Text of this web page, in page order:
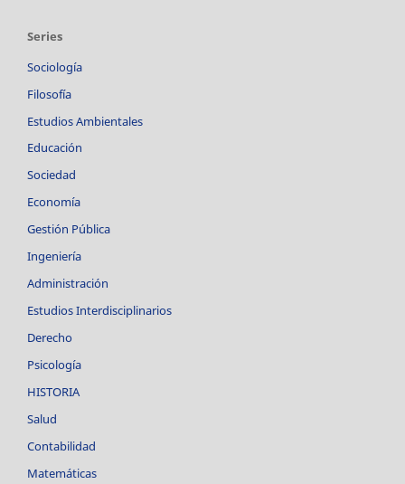
Series
Sociología
Filosofía
Estudios Ambientales
Educación
Sociedad
Economía
Gestión Pública
Ingeniería
Administración
Estudios Interdisciplinarios
Derecho
Psicología
HISTORIA
Salud
Contabilidad
Matemáticas